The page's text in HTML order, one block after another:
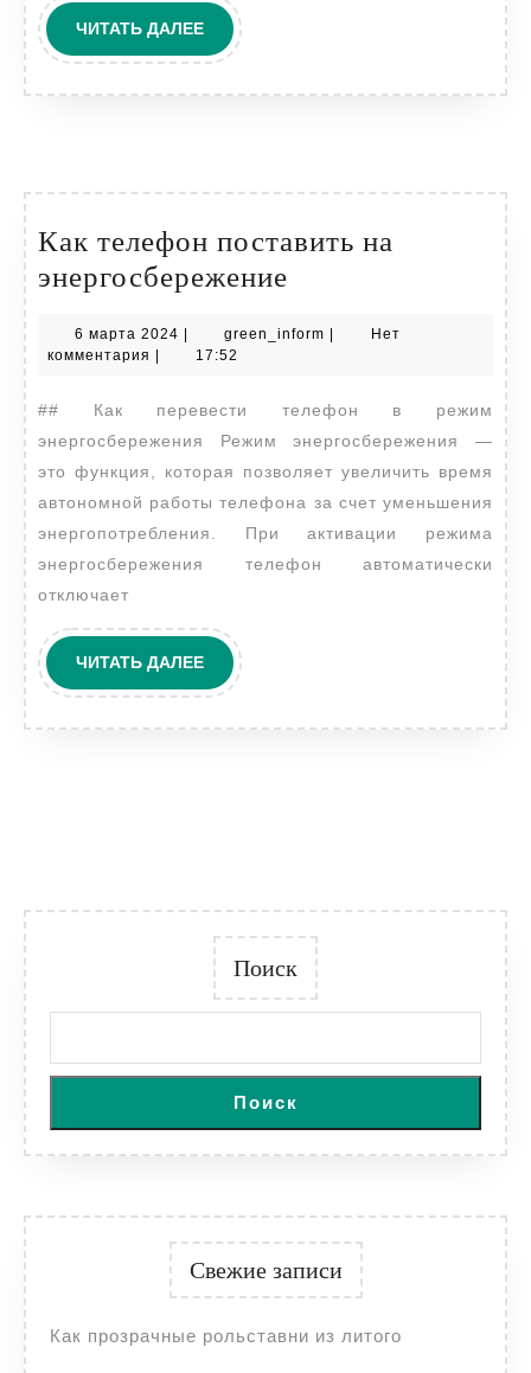
ЧИТАТЬ ДАЛЕЕЧИТАТЬ
ДАЛЕЕ
Как телефон поставить на
энергосбережение
поставить
6 марта 2024 6
марта
green_inform green_inform
Нет
комментария
17:52
## Как перевести телефон в режим
энергосбережения Режим энергосбережения —
это функция, которая позволяет увеличить время
автономной работы телефона за счет уменьшения
энергопотребления. При активации режима
энергосбережения телефон автоматически
отключает
ЧИТАТЬ ДАЛЕЕЧИТАТЬ
ДАЛЕЕ
Поиск
Поиск
Свежие записи
Как прозрачные рольставни из литого